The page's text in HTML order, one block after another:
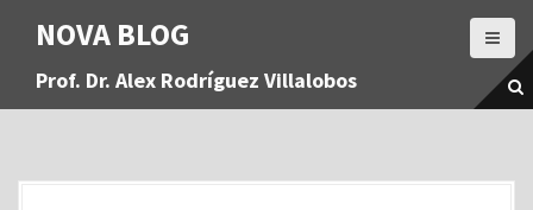
a
NOVA BLOG
Prof. Dr. Alex Rodríguez Villalobos